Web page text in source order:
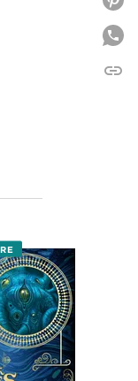
link